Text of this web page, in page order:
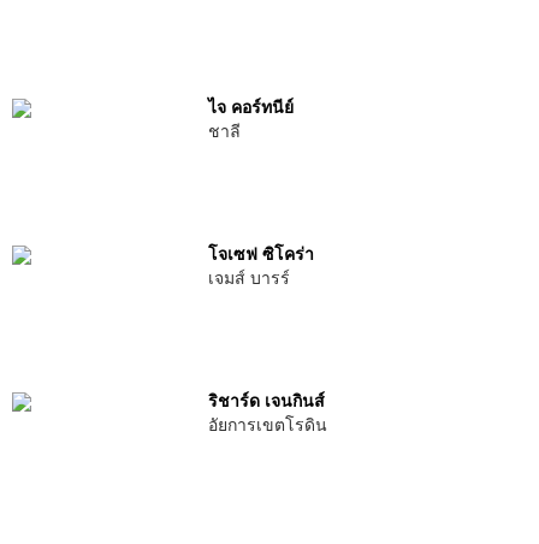
ไจ คอร์ทนีย์
ชาลี
โจเซฟ ซิโคร่า
เจมส์ บารร์
ริชาร์ด เจนกินส์
อัยการเขตโรดิน